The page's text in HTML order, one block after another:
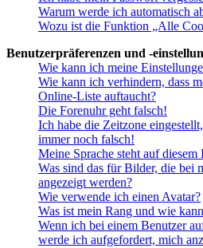
Warum werde ich automatisch
Wozu ist die Funktion „Alle
Benutzerpräferenzen und -
Wie kann ich meine
Wie kann ich verhindern, dass
Online-Liste auftaucht?
Die Forenuhr geht falsch!
Ich habe die Zeitzone
immer noch falsch!
Meine Sprache steht auf
Was sind das für Bilder, die bei
angezeigt werden?
Wie verwende ich einen Avatar?
Was ist mein Rang und wie
Wenn ich bei einem Benutzer
werde ich aufgefordert, mich